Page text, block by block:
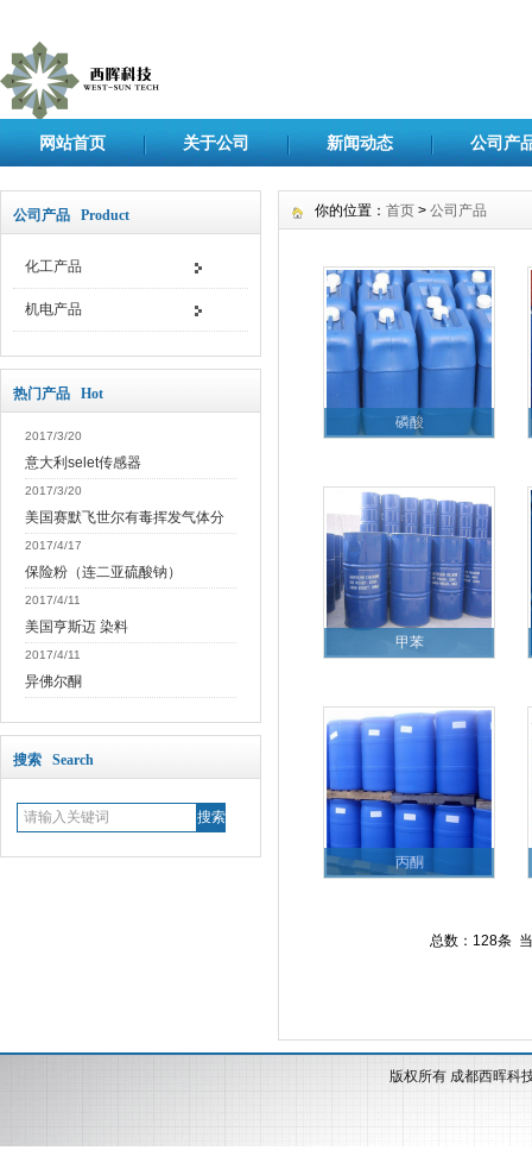
网站首页 关于公司 新闻动态 公司产
公司产品 Product
化工产品
机电产品
热门产品 Hot
2017/3/20
意大利selet传感器
2017/3/20
美国赛默飞世尔有毒挥发气体分
2017/4/17
保险粉（连二亚硫酸钠）
2017/4/11
美国亨斯迈 染料
2017/4/11
异佛尔酮
搜索 Search
你的位置： 首页 > 公司产品
磷酸
甲苯
丙酮
总数：128条
版权所有 成都西晖科